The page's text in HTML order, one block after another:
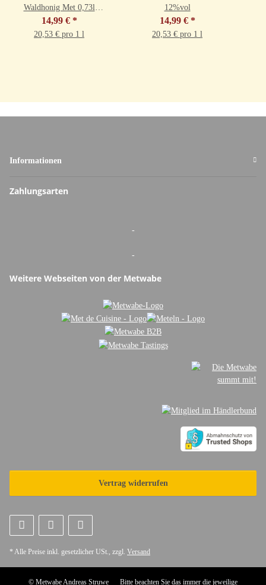
Waldhonig Met 0,73l
9,5%vol
14,99 € *
20,53 € pro 1 l
12%vol
14,99 € *
20,53 € pro 1 l
Informationen
Zahlungsarten
-
-
Weitere Webseiten von der Metwabe
Vertrag widerrufen
* Alle Preise inkl. gesetzlicher USt., zzgl. Versand
© Metwabe Andreas Struwe Bitte beachten Sie das immer die jeweilige